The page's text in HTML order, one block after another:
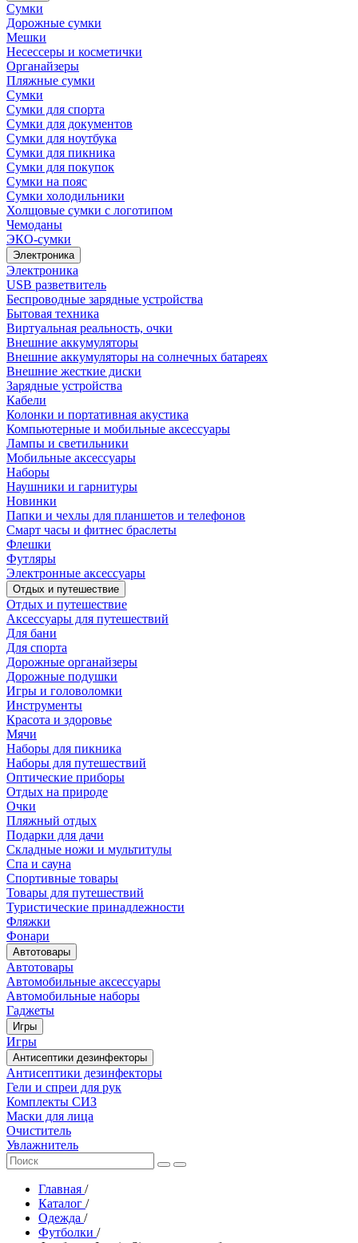
Сумки
Дорожные сумки
Мешки
Несессеры и косметички
Органайзеры
Пляжные сумки
Сумки
Сумки для спорта
Сумки для документов
Сумки для ноутбука
Сумки для пикника
Сумки для покупок
Сумки на пояс
Сумки холодильники
Холщовые сумки с логотипом
Чемоданы
ЭКО-сумки
Электроника
Электроника
USB разветвитель
Беспроводные зарядные устройства
Бытовая техника
Виртуальная реальность, очки
Внешние аккумуляторы
Внешние аккумуляторы на солнечных батареях
Внешние жесткие диски
Зарядные устройства
Кабели
Колонки и портативная акустика
Компьютерные и мобильные аксессуары
Лампы и светильники
Мобильные аксессуары
Наборы
Наушники и гарнитуры
Новинки
Папки и чехлы для планшетов и телефонов
Смарт часы и фитнес браслеты
Флешки
Футляры
Электронные аксессуары
Отдых и путешествие
Отдых и путешествие
Аксессуары для путешествий
Для бани
Для спорта
Дорожные органайзеры
Дорожные подушки
Игры и головоломки
Инструменты
Красота и здоровье
Мячи
Наборы для пикника
Наборы для путешествий
Оптические приборы
Отдых на природе
Очки
Пляжный отдых
Подарки для дачи
Складные ножи и мультитулы
Спа и сауна
Спортивные товары
Товары для путешествий
Туристические принадлежности
Фляжки
Фонари
Автотовары
Автотовары
Автомобильные аксессуары
Автомобильные наборы
Гаджеты
Игры
Игры
Антисептики дезинфекторы
Антисептики дезинфекторы
Гели и спреи для рук
Комплекты СИЗ
Маски для лица
Очиститель
Увлажнитель
Главная /
Каталог /
Одежда /
Футболки /